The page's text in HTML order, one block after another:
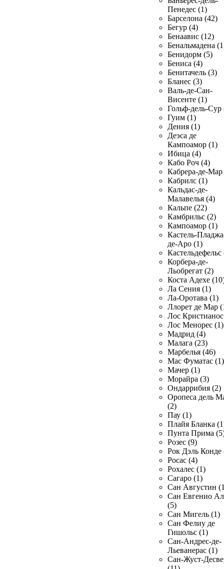
Пенедес (1)
Барселона (42)
Бегур (4)
Бенаавис (12)
Бенальмадена
Бенидорм (5)
Бениса (4)
Бенитачель (3)
Бланес (3)
Валь-де-Сан-
Висенте (1)
Гольф-дель-Сур
Гуим (1)
Дения (1)
Деэса де
Кампоамор (1)
Ибица (4)
Кабо Роч (4)
Кабрера-де-Мар
Кабрилс (1)
Кальдас-де-
Малавелья (4)
Кальпе (22)
Камбрильс (2)
Кампоамор (1)
Кастель-
де-Аро (1)
Кастельдефельс
Корбера-де-
Льобрегат (2)
Коста Адехе
Ла Сения (1)
Ла-Оротава (1)
Ллорет де Мар
Лос
Лос Менорес (1)
Мадрид (4)
Малага (23)
Марбелья (46)
Мас Фуматас (1)
Мачер (1)
Морайра (3)
Ондаррибия (2)
Оропеса дель
(2)
Пау (1)
Плайя Бланка
Пунта Прима
Розес (9)
Рок Дэль Конде
Росас (4)
Рохалес (1)
Сагаро (1)
Сан Августин
Сан Евгенио
(5)
Сан Мигель (1)
Сан Фелиу де
Гишольс (1)
Сан-Андрес-де-
Льеванерас (1)
Сан-Жуст-